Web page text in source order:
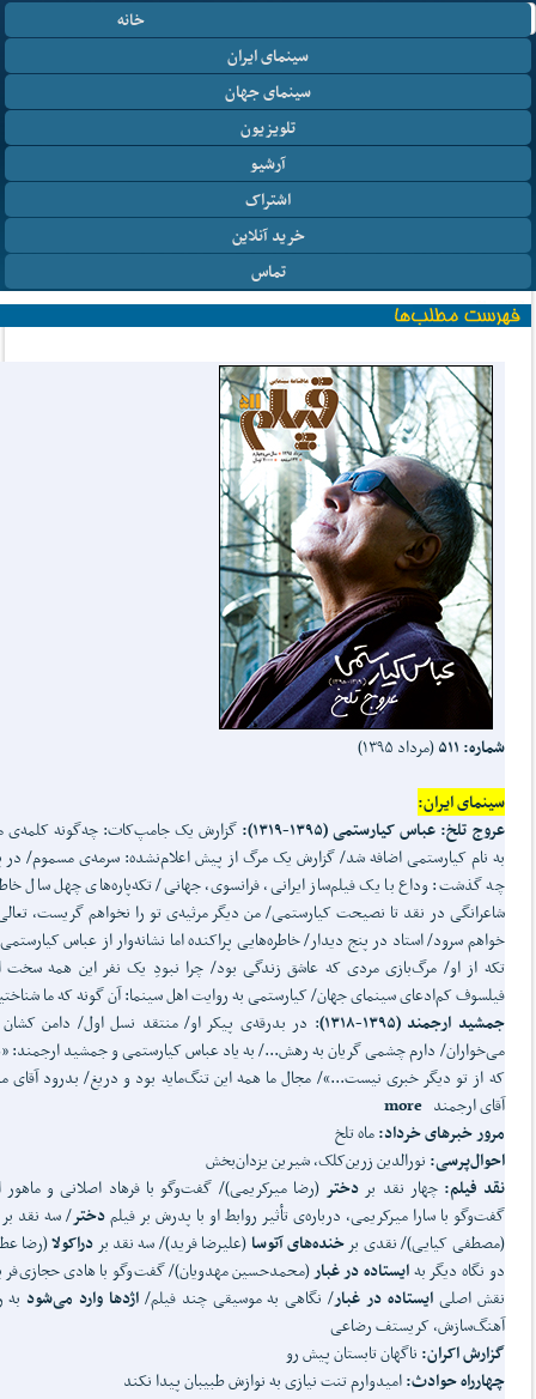
خانه
سینمای ایران
سینمای جهان
تلویزیون
آرشیو
اشتراک
خرید آنلاین
تماس
شماره: ۵۱۱
(مرداد ۱۳۹۵)
سینمای ایران:
عروج تلخ: عباس کیارستمی (۱۳۹۵-۱۳۱۹):
گزارش یک جامپ‌کات: چه‌گونه کلمه‌ی
به نام کیارستمی اضافه شد/ گزارش یک مرگ از پیش اعلام‌نشده: سرمه‌ی مسموم/ در
چه گذشت: وداع با یک فیلم‌ساز ایرانی، فرانسوی، جهانی/ تکه‌پاره‌های چهل سال
شاعرانگی در نقد تا نصیحت کیارستمی/ من دیگر مرثیه‌ی تو را نخواهم گریست،
خواهم سرود/ استاد در پنج دیدار/ خاطره‌هایی پراکنده اما نشانه‌وار از عباس
تکه از او/ مرگ‌بازی مردی که عاشق زندگی بود/ چرا نبودِ یک نفر این همه
فیلسوف کم‌ادعای سینمای جهان/ کیارستمی به روایت اهل سینما: آن گونه که ما
جمشید ارجمند (۱۳۹۵-۱۳۱۸)
: در بدرقه‌ی پیکر او/ منتقد نسل اول/ دامن
می‌خواران/ دارم چشمی گریان به رهش.../ به یاد عباس کیارستمی و جمشید ارجمند:
که از تو دیگر خبری نیست...»/ مجال ما همه این تنگ‌مایه بود و دریغ/ بدرود آقای
آقای ارجمندmore
مرور خبرهای خرداد:ماه تلخ
احوال‌پرسی: نورالدین زرین‌کلک، شیرین یزدان‌بخش
نقد فیلم: چهار نقد بر دختر (رضا میرکریمی)/ گفت‌و‌گو با فرهاد اصلانی و ماهور
گفت‌وگو با سارا میرکریمی، درباره‌ی تأثیر روابط او با پدرش بر فیلمدختر/ سه نقد
(مصطفی کیایی)/ نقدی بر خنده‌های آتوسا(علیرضا فرید)/ سه نقد بر دراکولا(رضا
دو نگاه دیگر بهایستاده در غبار(محمدحسین مهدویان)/ گفت‌وگو با هادی حجازی‌فر
نقش اصلیایستاده در غبار/ نگاهی به موسیقی چند فیلم/اژدها وارد می‌شودبه
آهنگ‌سازش، کریستف رضاعی
گزارش اکران: ناگهان تابستان پیش رو
چهارراه حوادث:امیدوارم تنت نیازی به نوازش طبیبان پیدا نکند